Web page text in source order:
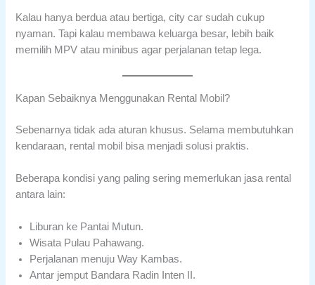
Kalau hanya berdua atau bertiga, city car sudah cukup
nyaman. Tapi kalau membawa keluarga besar, lebih baik
memilih MPV atau minibus agar perjalanan tetap lega.
Kapan Sebaiknya Menggunakan Rental Mobil?
Sebenarnya tidak ada aturan khusus. Selama membutuhkan
kendaraan, rental mobil bisa menjadi solusi praktis.
Beberapa kondisi yang paling sering memerlukan jasa rental
antara lain:
Liburan ke Pantai Mutun.
Wisata Pulau Pahawang.
Perjalanan menuju Way Kambas.
Antar jemput Bandara Radin Inten II.